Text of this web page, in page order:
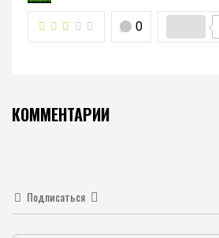
0
КОММЕНТАРИИ
Подписаться